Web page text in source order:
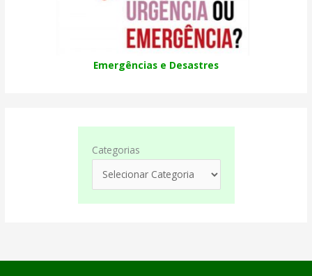
Emergências e Desastres
Categorias